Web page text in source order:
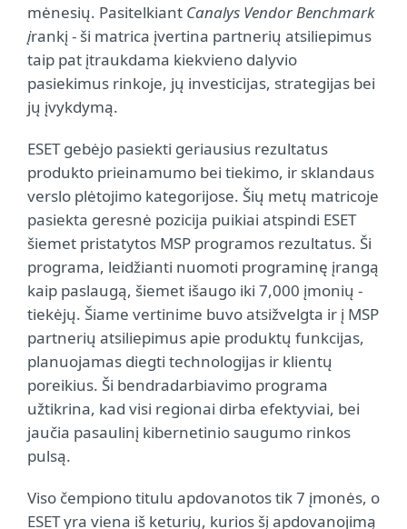
mėnesių. Pasitelkiant Canalys Vendor Benchmark
įrankį - ši matrica įvertina partnerių atsiliepimus
taip pat įtraukdama kiekvieno dalyvio
pasiekimus rinkoje, jų investicijas, strategijas bei
jų įvykdymą.
ESET gebėjo pasiekti geriausius rezultatus
produkto prieinamumo bei tiekimo, ir sklandaus
verslo plėtojimo kategorijose. Šių metų matricoje
pasiekta geresnė pozicija puikiai atspindi ESET
šiemet pristatytos MSP programos rezultatus. Ši
programa, leidžianti nuomoti programinę įrangą
kaip paslaugą, šiemet išaugo iki 7,000 įmonių -
tiekėjų. Šiame vertinime buvo atsižvelgta ir į MSP
partnerių atsiliepimus apie produktų funkcijas,
planuojamas diegti technologijas ir klientų
poreikius. Ši bendradarbiavimo programa
užtikrina, kad visi regionai dirba efektyviai, bei
jaučia pasaulinį kibernetinio saugumo rinkos
pulsą.
Viso čempiono titulu apdovanotos tik 7 įmonės, o
ESET yra viena iš keturių, kurios šį apdovanojimą